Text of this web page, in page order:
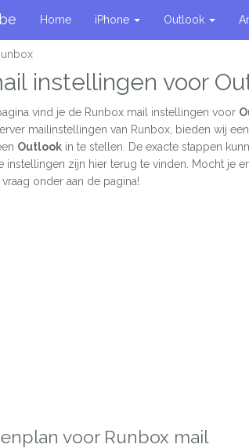
Home iPhone Outlook
instellingen voor
vind je de Runbox mail instellingen voor
mailinstellingen van Runbox, bieden wij
Outlook in te stellen. De exacte stappen
instellingen zijn hier terug te vinden. Mocht je
onder aan de pagina!
voor Runbox mail